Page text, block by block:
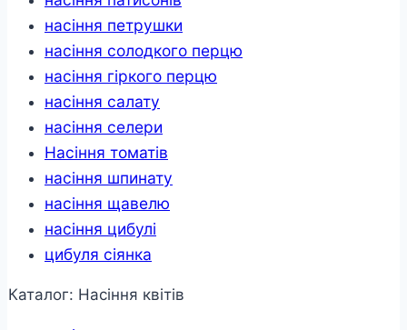
насіння петрушки
насіння солодкого перцю
насіння гіркого перцю
насіння салату
насіння селери
Насіння томатів
насіння шпинату
насіння щавелю
насіння цибулі
цибуля сіянка
Каталог: Насіння квітів